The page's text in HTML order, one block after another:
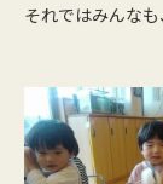
それではみんなも